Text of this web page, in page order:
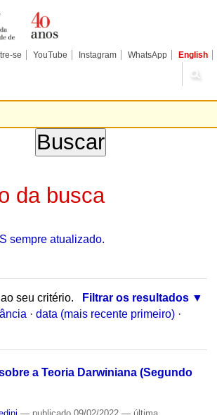
se YouTube Instagram WhatsApp English
da busca
sempre atualizado.
seu critério.
Filtrar os resultados
· data (mais recente primeiro) ·
a Teoria Darwiniana (Segundo